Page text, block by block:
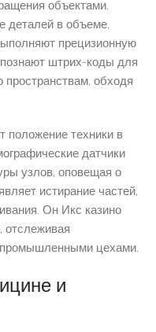
объектами.
деталей в объеме,
прецизионную
штрих-коды для
обходя
положение техники в
датчики
узлов, оповещая о
истирание частей,
Он Икс казино
отслеживая
промышленными цехами.
и